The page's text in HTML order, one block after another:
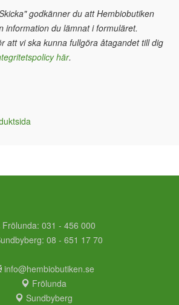
godkänner du att Hembiobutiken
information du lämnat i formuläret.
att vi ska kunna fullgöra åtagandet till dig
här.
Frölunda: 031 - 456 000
08 - 651 17 70
info@hembiobutiken.se
Frölunda
Sundbyberg